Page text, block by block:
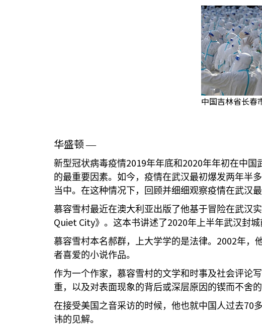
中国吉林省长春
华盛顿 —
新型冠状病毒疫情2019年年底和 2020年年初在中国
的最重要因素。如今，疫情在武汉最初爆发两年半
当中。在这种情况下，回顾并细细观察疫情在武汉
慕容雪村最近在澳大利亚出版了他基于冒险在武汉
Quiet City》。这本书讲述了2020年上半年武汉封
慕容雪村本名郝群，上大学学的是法律。 2002年，
者喜爱的小说作品。
作为一个作家，慕容雪村的文学和时事及社会评论
重，以及对表面现象的背后或深层原因的锲而不舍的
在接受美国之音采访的时候，他也就中国人过去70
讳的见解。